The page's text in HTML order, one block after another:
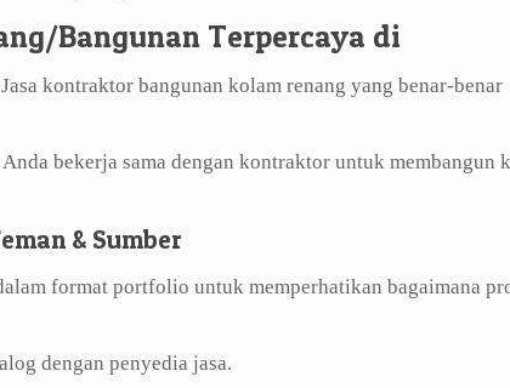
Bangunan Terpercaya di
kontraktor bangunan kolam renang yang benar-benar
bekerja sama dengan kontraktor untuk membangun
& Sumber
format portfolio untuk memperhatikan bagaimana
dengan penyedia jasa.